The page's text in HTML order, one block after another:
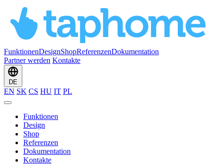
FunktionenDesignShopReferenzenDokumentation
Partner werden Kontakte
DE
EN SK CS HU IT PL
Funktionen
Design
Shop
Referenzen
Dokumentation
Kontakte